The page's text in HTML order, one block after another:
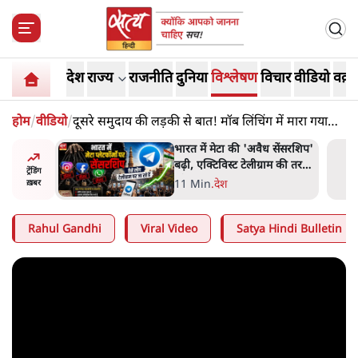
देशराज्य राजनीतिदुनियाविश्लेषणविचारवीडियो
होम/वीडियो/दूसरे समुदाय की लड़की से बात! मॉब लिंचिंग में मारा गया
सुलेमान
ट्रेंडिंग
ख़बर
भारत में मेटा की 'अवैध सेंसरशिप'
बढ़ी, एक्टिविस्ट टेलीग्राम की तरफ
मुड़े
11 Min.देश
Rahul Gandhi Viral Video Satya Hindi Bulletin